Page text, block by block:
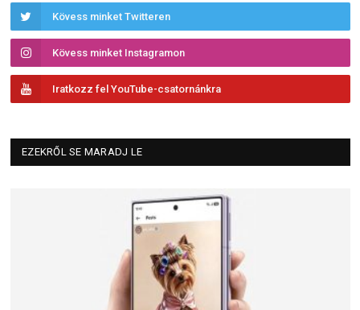
Kövess minket Twitteren
Kövess minket Instagramon
Iratkozz fel YouTube-csatornánkra
EZEKRŐL SE MARADJ LE